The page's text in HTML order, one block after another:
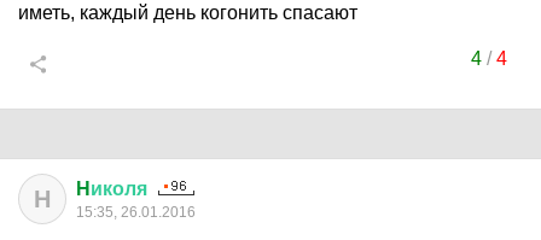
иметь, каждый день когонить спасают
4/4
H H иколя
15:35, 26.01.2016